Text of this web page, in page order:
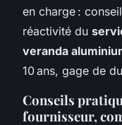
en charge :
réactivité du
veranda
10 ans, gage de
Conseils
fournisseur,